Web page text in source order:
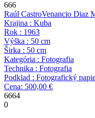
666
Raúl CastroVenancio Diaz
Krajina : Kuba
Rok : 1963
Výška : 50 cm
Širka : 50 cm
Kategória : Fotografia
Technika : Fotografia
Podklad : Fotografický
Cena: 500,00 €
6664
0